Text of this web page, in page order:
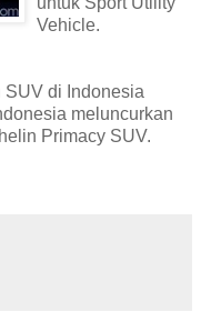
Vehicle.
SUV di Indonesia
meluncurkan
Primacy SUV.